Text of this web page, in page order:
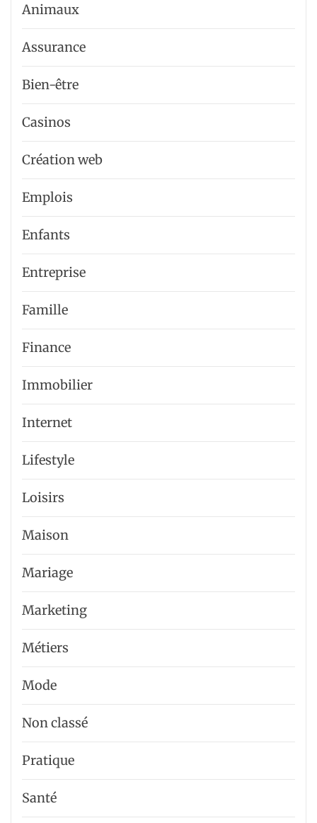
Animaux
Assurance
Bien-être
Casinos
Création web
Emplois
Enfants
Entreprise
Famille
Finance
Immobilier
Internet
Lifestyle
Loisirs
Maison
Mariage
Marketing
Métiers
Mode
Non classé
Pratique
Santé